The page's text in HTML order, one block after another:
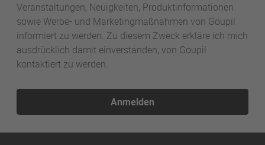
Veranstaltungen, Neuigkeiten, Produktinformationen
sowie Werbe- und Marketingmaßnahmen von Goupil
informiert zu werden. Zu diesem Zweck erkläre ich mich
ausdrücklich damit einverstanden, von Goupil
kontaktiert zu werden.
Anmelden